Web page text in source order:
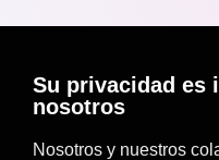
Su privacidad es
nosotros
Nosotros y nuestros